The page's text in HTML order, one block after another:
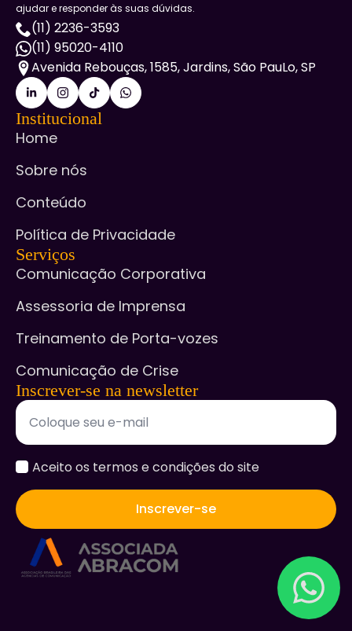
ajudar e responder às suas dúvidas.
(11) 2236-3593
(11) 95020-4110
Avenida Rebouças, 1585, Jardins, São PauLo, SP
Institucional
Home
Sobre nós
Conteúdo
Política de Privacidade
Serviços
Comunicação Corporativa
Assessoria de Imprensa
Treinamento de Porta-vozes
Comunicação de Crise
Inscrever-se na newsletter
accept
Aceito os termos e condições do site
Inscrever-se